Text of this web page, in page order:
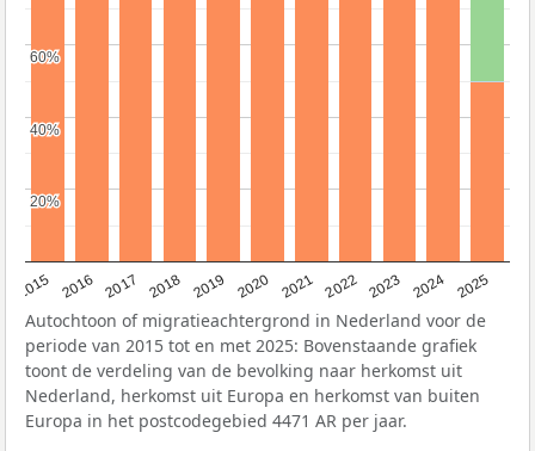
2015 2016 2017 2018 2019 2020 2021 2022 2023 2024 2025
20%
20%
40%
40%
60%
60%
Autochtoon of migratieachtergrond in Nederland voor de
periode van 2015 tot en met 2025: Bovenstaande grafiek
toont de verdeling van de bevolking naar herkomst uit
Nederland, herkomst uit Europa en herkomst van buiten
Europa in het postcodegebied 4471 AR per jaar.